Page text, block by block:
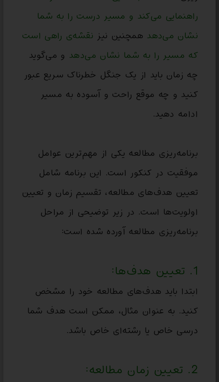
راهنمایی می‌کند و مسیر درست را به شما
نشان می‌دهد همچنین نیز نقشه‌ی راهی است
که مسیر را به شما نشان می‌دهد و می‌گوید
چه زمان باید از یک جنگل خطرناک سریع عبور
کنید و چه موقع راحت و آسوده به مسیر
ادامه دهید.
برنامه‌ریزی مطالعه یکی از مهم‌ترین عوامل
موفقیت در کنکور است. این برنامه شامل
تعیین هدف‌های مطالعه، تقسیم زمان و تعیین
اولویت‌ها است. در زیر توضیحی از مراحل
برنامه‌ریزی مطالعه آورده شده است:
1. تعیین هدف‌ها:
ابتدا باید هدف‌های مطالعه خود را مشخص
کنید. به عنوان مثال، ممکن است هدف شما
درسی خاص یا رشته‌ای خاص باشد.
2. تعیین زمان مطالعه: